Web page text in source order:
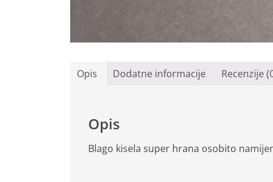
Opis Dodatne informacije Recenzije
Opis
Blago kisela super hrana osobito